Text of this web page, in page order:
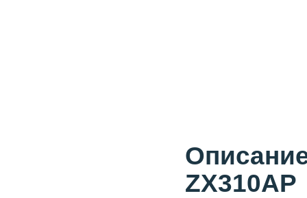
ZX310AP